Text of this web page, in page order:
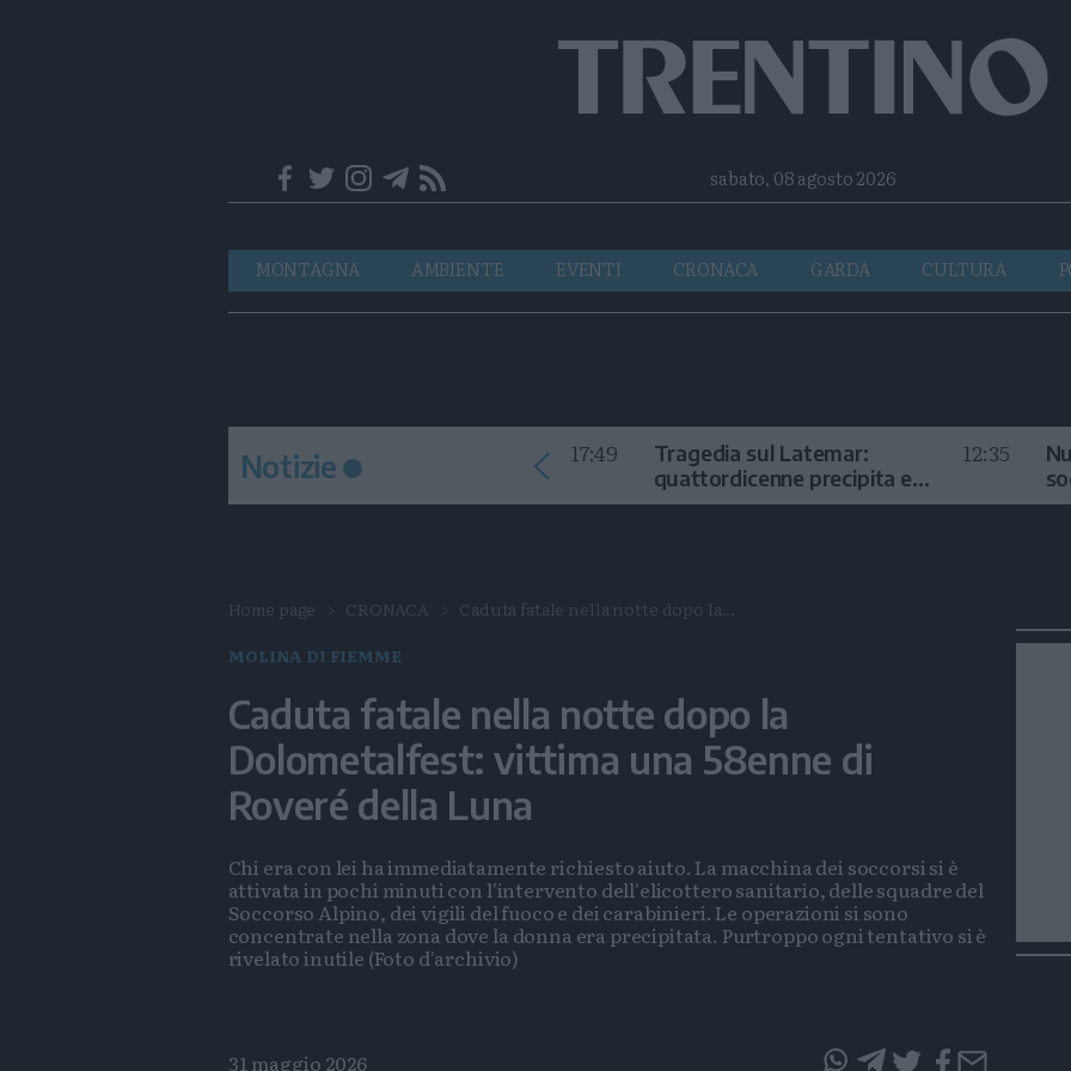
Telegram
RSSsabato, 08 agosto 2026
Navigazione
principale
MONTAGNA AMBIENTE EVENTI CRONACA GARDA CULTURA
Notizie 17:49
Tragedia sul Latemar:
quattordicenne precipita e
muore
12:35
Home page CRONACA Caduta fatale nella notte dopo la...
MOLINA DI FIEMME
Caduta fatale nella notte dopo la
Dolometalfest: vittima una 58enne di
Roveré della Luna
Chi era con lei ha immediatamente richiesto aiuto. La macchina dei soccorsi si è
attivata in pochi minuti con l'intervento dell'elicottero sanitario, delle squadre del
Soccorso Alpino, dei vigili del fuoco e dei carabinieri. Le operazioni si sono
concentrate nella zona dove la donna era precipitata. Purtroppo ogni tentativo si è
rivelato inutile (Foto d'archivio)
31 maggio 2026